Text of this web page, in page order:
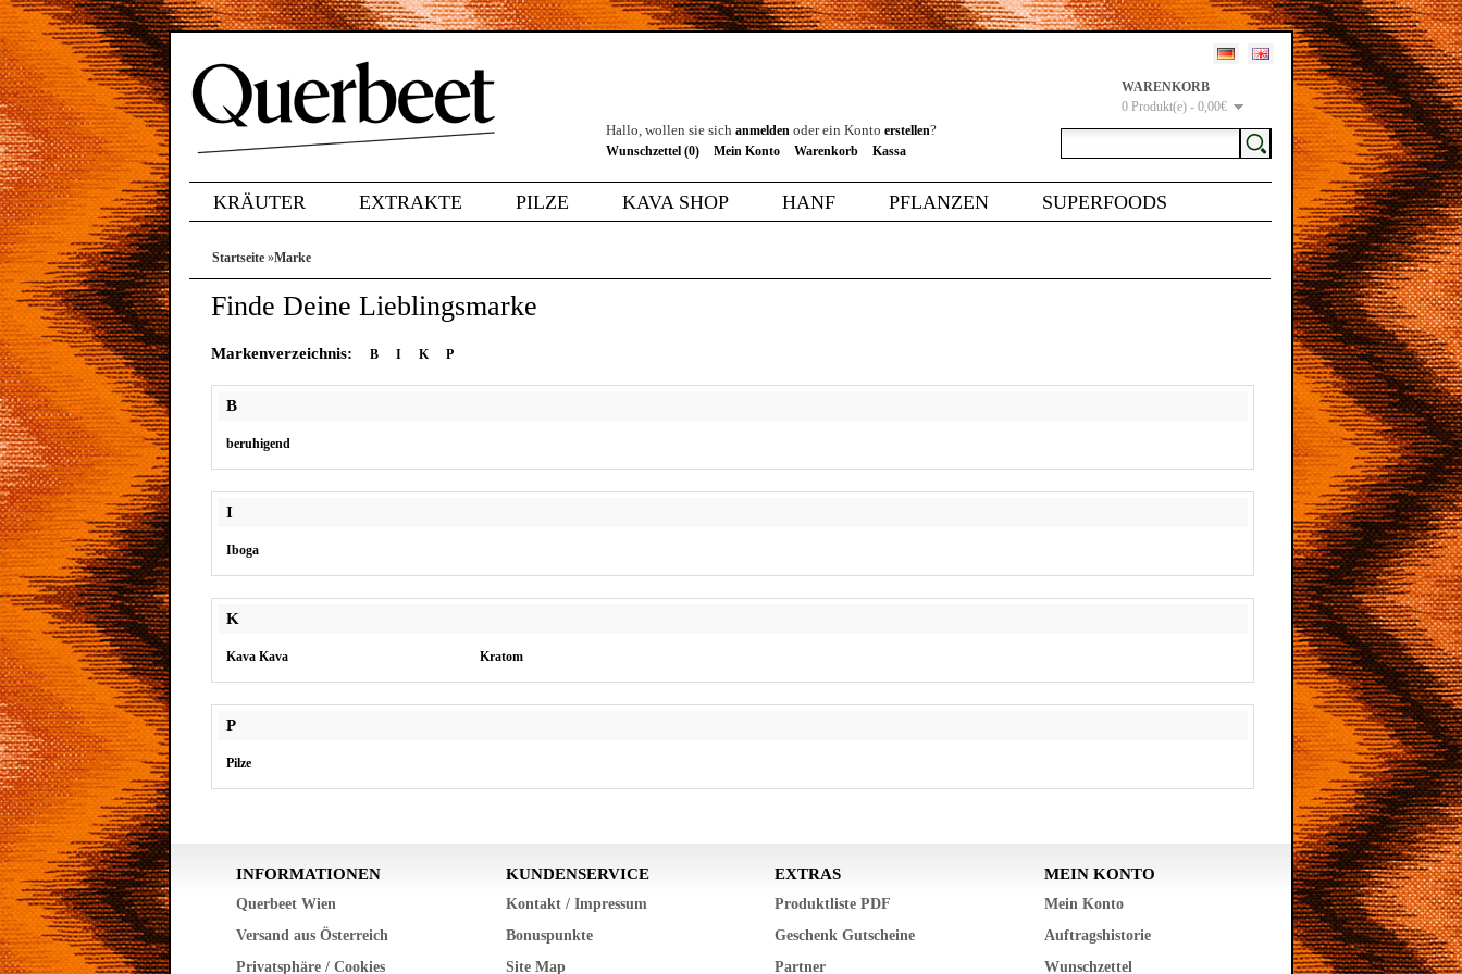
WARENKORB
0 Produkt(e) - 0,00€
Hallo, wollen sie sich anmelden oder ein Konto erstellen?
Wunschzettel (0) Mein Konto Warenkorb Kassa
KRÄUTER EXTRAKTE PILZE KAVA SHOP HANF PFLANZEN SUPERFOODS
Startseite »Marke
Finde Deine Lieblingsmarke
Markenverzeichnis: B I K P
B
beruhigend
I
Iboga
K
Kava Kava Kratom
P
Pilze
INFORMATIONEN
Querbeet Wien
Versand aus Österreich
Privatsphäre / Cookies
KUNDENSERVICE
Kontakt / Impressum
Bonuspunkte
Site Map
EXTRAS
Produktliste PDF
Geschenk Gutscheine
Partner
MEIN KONTO
Mein Konto
Auftragshistorie
Wunschzettel